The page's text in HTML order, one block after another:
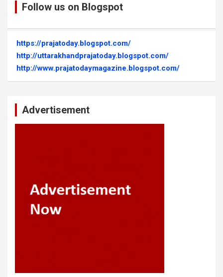
Follow us on Blogspot
https://prajatoday.blogspot.com/
http://uttarakhandprajatoday.blogspot.com/
http://www.prajatodaymagazine.blogspot.com/
Advertisement